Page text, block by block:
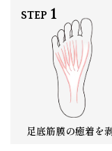
STEP
足底筋膜の癒着を